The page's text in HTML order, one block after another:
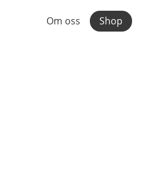
Om oss Shop